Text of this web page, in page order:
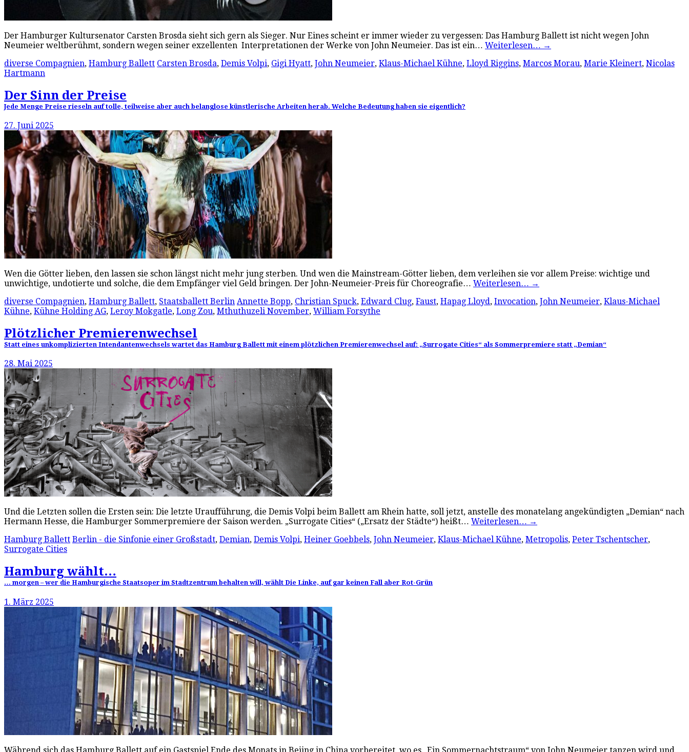
Der Hamburger Kultursenator Carsten Brosda sieht sich gern als Sieger. Nur Eines scheint er immer wieder zu vergessen: Das Hamburg Ballett ist nicht wegen John
Neumeier weltberühmt, sondern wegen seiner exzellenten Interpretationen der Werke von John Neumeier. Das ist ein… Weiterlesen… →
diverse Compagnien, Hamburg Ballett Carsten Brosda, Demis Volpi, Gigi Hyatt, John Neumeier, Klaus-Michael Kühne, Lloyd Riggins, Marcos Morau, Marie Kleinert, Nicolas
Hartmann
Der Sinn der Preise
Jede Menge Preise rieseln auf tolle, teilweise aber auch belanglose künstlerische Arbeiten herab. Welche Bedeutung haben sie eigentlich?
27. Juni 2025
Wen die Götter lieben, den lassen sie schon längst nicht mehr jung sterben. Und wen die Mainstream-Götter lieben, dem verleihen sie vor allem Preise: wichtige und
unwichtige, undotierte und solche, die dem Empfänger viel Geld bringen. Der John-Neumeier-Preis für Choreografie… Weiterlesen… →
diverse Compagnien, Hamburg Ballett, Staatsballett Berlin Annette Bopp, Christian Spuck, Edward Clug, Faust, Hapag Lloyd, Invocation, John Neumeier, Klaus-Michael
Kühne, Kühne Holding AG, Leroy Mokgatle, Long Zou, Mthuthuzeli November, William Forsythe
Plötzlicher Premierenwechsel
Statt eines unkomplizierten Intendantenwechsels wartet das Hamburg Ballett mit einem plötzlichen Premierenwechsel auf: „Surrogate Cities“ als Sommerpremiere statt „Demian“
28. Mai 2025
Und die Letzten sollen die Ersten sein: Die letzte Uraufführung, die Demis Volpi beim Ballett am Rhein hatte, soll jetzt, anstelle des monatelang angekündigten „Demian“ nach
Hermann Hesse, die Hamburger Sommerpremiere der Saison werden. „Surrogate Cities“ („Ersatz der Städte“) heißt… Weiterlesen… →
Hamburg Ballett Berlin - die Sinfonie einer Großstadt, Demian, Demis Volpi, Heiner Goebbels, John Neumeier, Klaus-Michael Kühne, Metropolis, Peter Tschentscher,
Surrogate Cities
Hamburg wählt…
… morgen – wer die Hamburgische Staatsoper im Stadtzentrum behalten will, wählt Die Linke, auf gar keinen Fall aber Rot-Grün
1. März 2025
Während sich das Hamburg Ballett auf ein Gastspiel Ende des Monats in Bejing in China vorbereitet, wo es „Ein Sommernachtstraum“ von John Neumeier tanzen wird und